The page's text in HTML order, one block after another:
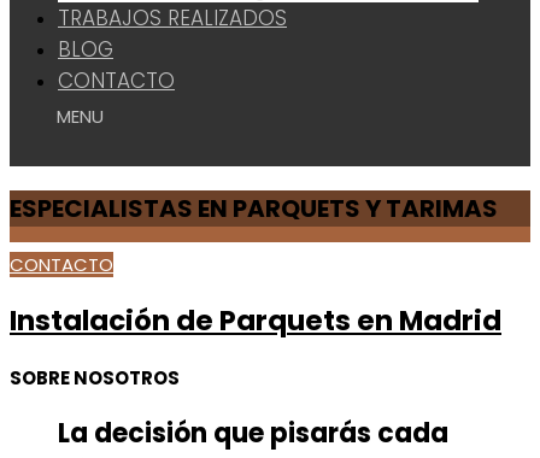
TRABAJOS REALIZADOS
BLOG
CONTACTO
ESPECIALISTAS EN PARQUETS Y TARIMAS
CONTACTO
Instalación de Parquets en Madrid
SOBRE NOSOTROS
La decisión que pisarás cada